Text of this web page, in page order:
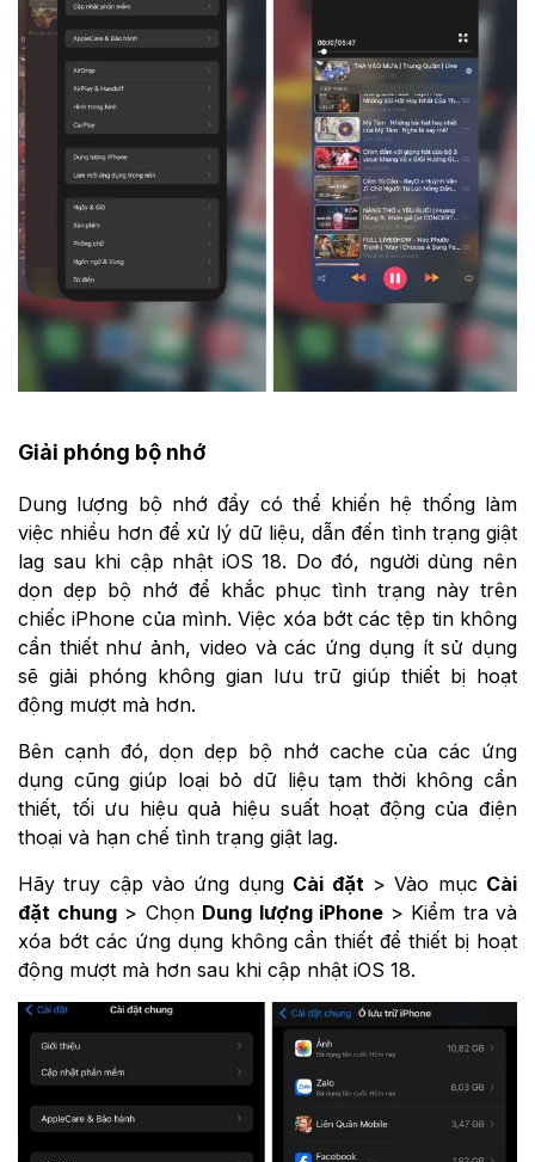
Giải phóng bộ nhớ
Dung lượng bộ nhớ đầy có thể khiến hệ thống làm
việc nhiều hơn để xử lý dữ liệu, dẫn đến tình trạng giật
lag sau khi cập nhật iOS 18. Do đó, người dùng nên
dọn dẹp bộ nhớ để khắc phục tình trạng này trên
chiếc iPhone của mình. Việc xóa bớt các tệp tin không
cần thiết như ảnh, video và các ứng dụng ít sử dụng
sẽ giải phóng không gian lưu trữ giúp thiết bị hoạt
động mượt mà hơn.
Bên cạnh đó, dọn dẹp bộ nhớ cache của các ứng
dụng cũng giúp loại bỏ dữ liệu tạm thời không cần
thiết, tối ưu hiệu quả hiệu suất hoạt động của điện
thoại và hạn chế tình trạng giật lag.
Hãy truy cập vào ứng dụng Cài đặt > Vào mục Cài
đặt chung> Chọn Dung lượng iPhone > Kiểm tra và
xóa bớt các ứng dụng không cần thiết để thiết bị hoạt
động mượt mà hơn sau khi cập nhật iOS 18.